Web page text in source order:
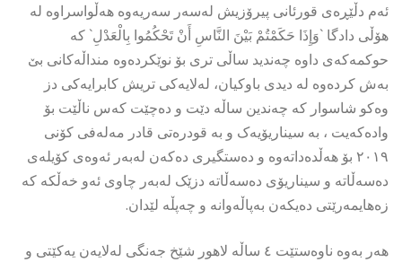
ئەم دڵێڕەی قورئانی پیرۆزیش لەسەر سەریەوە هەڵواسراوە لە
هۆڵی دادگا `وَإِذَا حَكَمْتُمْ بَيْنَ النَّاسِ أَنْ تَحْكُمُوا بِالْعَدْلِ` کە
حوکمەکەی داوە چەندید ساڵی تری بۆ نوێکردەوە منداڵەکانی بێ
بەش کردەوە لە دیدی باوکیان، لەلایەکی تریش کابرایەکی دز
وەکو شاسوار کە چەندین ساڵە دێت و دەچێت کەس ناڵێت بۆ
وادەکەیت ، بە سیناریۆیەک و بە قودرەتی قادر مەلەفی کۆنی
٢٠١٩ بۆ هەڵدەداتەوە و دەستگیری دەکەن لەبەر ئەوەی کۆیلەی
دەسەڵاتە و سیناریۆی دەسەڵاتە دزێک لەبەر چاوی ئەو خەڵکە کە
زەهایمەرێتی دەیکەن بەپاڵەوانە و چەپڵە لێدان.
هەر بەوە ناوەستێت ٤ ساڵە لاهور شێخ جەنگی لەلایەن یەکێتی و